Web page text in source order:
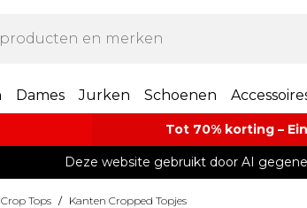
Dames Jurken Schoenen
Tot 70% korting –
Deze website gebruikt door AI
Crop Tops / Kanten Cropped Topjes